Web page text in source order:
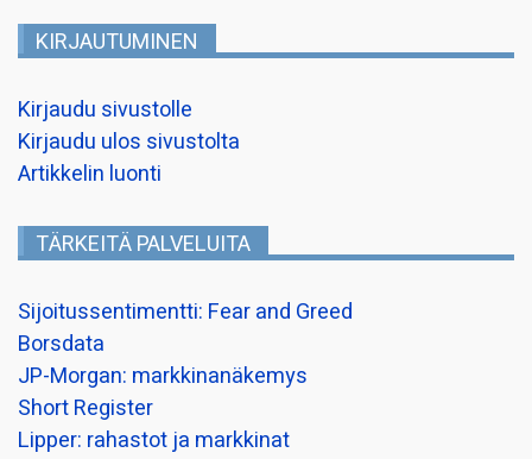
KIRJAUTUMINEN
Kirjaudu sivustolle
Kirjaudu ulos sivustolta
Artikkelin luonti
TÄRKEITÄ PALVELUITA
Sijoitussentimentti: Fear and Greed
Borsdata
JP-Morgan: markkinanäkemys
Short Register
Lipper: rahastot ja markkinat